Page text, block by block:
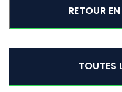
RETOUR
TOUTES